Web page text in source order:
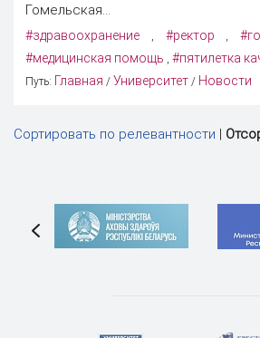
Гомельская...
#здравоохранение , #ректор ,
#медицинская помощь , #пятилетка
Путь: Главная / Университет / Новости
Сортировать по релевантности |